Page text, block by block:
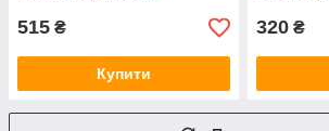
515 ₴
Купити
320 ₴